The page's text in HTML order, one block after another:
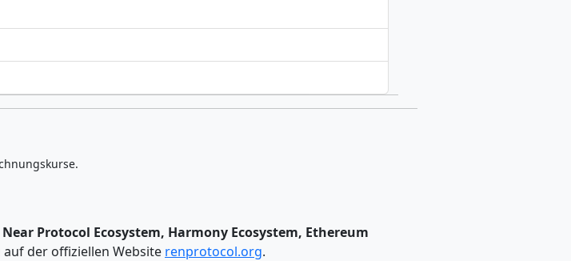
Protocol Ecosystem, Harmony Ecosystem, Ethereum
der offiziellen Website renprotocol.org.